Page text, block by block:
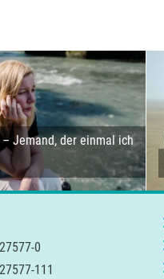
Jemand, der einmal ich
0
111